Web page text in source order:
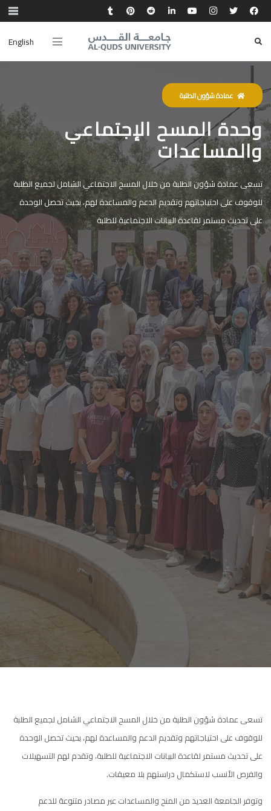
English
عمادة شؤون الطلبة
وحدة المسح الإجتماعي
والمساعدات
تسعى عمادة شؤون الطلبة من خلال المسح الاجتماعي الشامل لجميع الطلبة
للوقوف على احتياجاتهم وتقديم الدعم والمساعدة لهم، بحيث تحصل الوحدة
على تحديث مستمر لقاعدة البيانات الاجتماعية للطلبة
تسعى عمادة شؤون الطلبة من خلال المسح الاجتماعي الشامل لجميع الطلبة
للوقوف على احتياجاتهم وتقديم الدعم والمساعدة لهم، بحيث تحصل الوحدة
على تحديث مستمر لقاعدة البيانات الاجتماعية للطلبة، وتقدم لهم التسهيلات
والفرص الأنسب لاستكمال دراستهم بلا معيقات.
وتوفر الجامعة العديد من المنح والمساعدات عبر مصادر متنوعة للدعم